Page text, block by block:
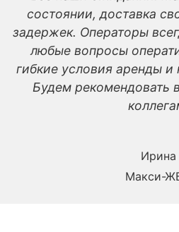
состоянии, доставка
задержек. Операторы
любые вопросы
гибкие условия аренды и
Будем рекомендовать
Ирина
Макси-